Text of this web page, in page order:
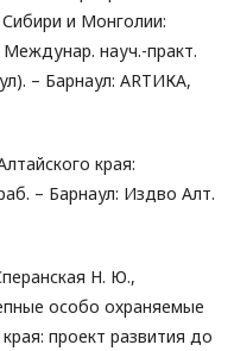
и Монголии:
науч.-практ.
– Барнаул: ARТИКА,
края:
– Барнаул: Издво Алт.
Н. Ю.,
особо охраняемые
проект развития до